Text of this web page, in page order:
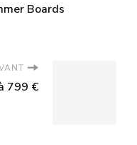
Boards
799 €